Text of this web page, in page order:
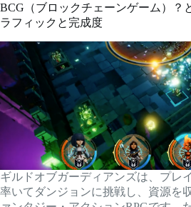
BCG（ブロックチェーンゲーム）？
ラフィックと完成度
ギルドオブガーディアンズは、プレ
率いてダンジョンに挑戦し、資源を